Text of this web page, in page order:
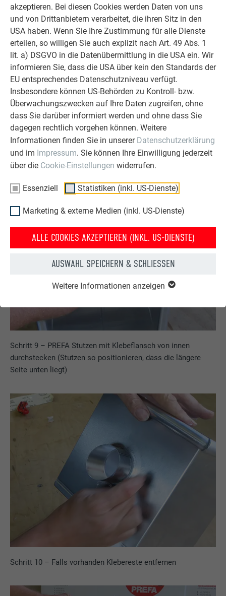
akzeptieren. Bei diesen Cookies werden Daten von uns
und von Drittanbietern verarbeitet, die ihren Sitz in den
USA haben. Wenn Sie Ihre Zustimmung für alle Dienste
erteilen, so willigen Sie auch explizit nach Art. 49 Abs. 1
lit. a) DSGVO in die Datenübermittlung in die USA ein. Wir
informieren Sie, dass die USA über kein den Standards der
EU entsprechendes Datenschutzniveau verfügt.
Insbesondere können US-Behörden zu Kontroll- bzw.
Überwachungszwecken auf Ihre Daten zugreifen, ohne
dass Sie darüber informiert werden und ohne dass Sie
dagegen rechtlich vorgehen können. Weitere
Informationen finden Sie in unserer Datenschutzerklärung
und im Impressum. Sie können Ihre Einwilligung jederzeit
über die Cookie-Einstellungen widerrufen.
Essenziell Statistiken (inkl. US-Dienste)
Marketing & externe Medien (inkl. US-Dienste)
ALLE COOKIES AKZEPTIEREN (INKL. US-DIENSTE)
AUSWAHL SPEICHERN & SCHLIESSEN
Weitere Informationen anzeigen
Schritt 8 – PREFA Spezialkleber auf Flansch auftragen
Schritt 9 – PREFA Stutzen mit Klebeflansch von innen
durchstecken (Stutzen so positionieren, dass die längere
Seite unten liegt)
Schritt 10 – Falls vorhanden Klebereste entfernen